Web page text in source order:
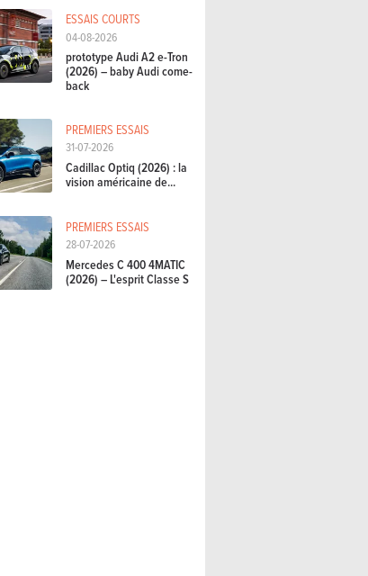
ESSAIS COURTS
04-08-2026
prototype Audi A2 e-Tron
(2026) – baby Audi come-
back
PREMIERS ESSAIS
31-07-2026
Cadillac Optiq (2026) : la
vision américaine de...
PREMIERS ESSAIS
28-07-2026
Mercedes C 400 4MATIC
(2026) – L'esprit Classe S